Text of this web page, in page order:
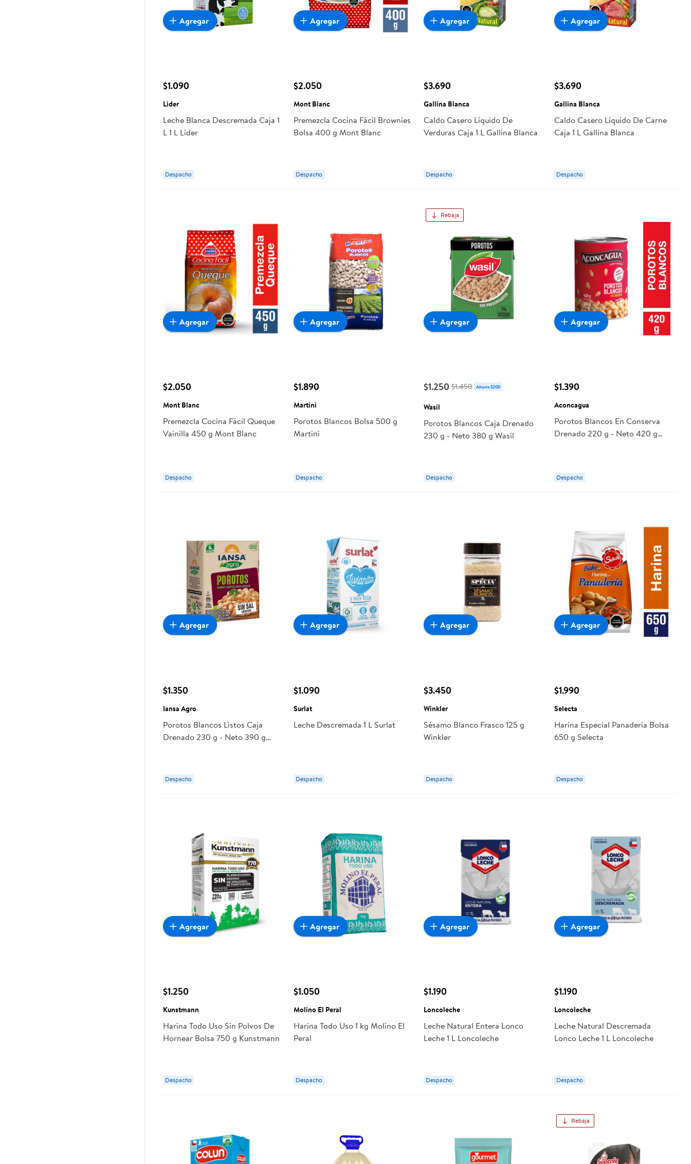
$1.090
Lider
Leche Blanca Descremada Caja 1
L 1 L Lider
Despacho
Agregar
$2.050
Mont Blanc
Premezcla Cocina Fácil Brownies
Bolsa 400 g Mont Blanc
Despacho
Agregar
$3.690
Gallina Blanca
Caldo Casero Líquido De
Verduras Caja 1 L Gallina Blanca
Despacho
Agregar
$3.690
Gallina Blanca
Caldo Casero Líquido De Carne
Caja 1 L Gallina Blanca
Despacho
Agregar
$2.050
Mont Blanc
Premezcla Cocina Fácil Queque
Vainilla 450 g Mont Blanc
Despacho
Agregar
$1.890
Martini
Porotos Blancos Bolsa 500 g
Martini
Despacho
Agregar
Rebaja
$1.250 $1.450 Ahorra $200
Wasil
Porotos Blancos Caja Drenado
230 g - Neto 380 g Wasil
Despacho
Agregar
$1.390
Aconcagua
Porotos Blancos En Conserva
Drenado 220 g - Neto 420 g
Despacho
Agregar
$1.350
Iansa Agro
Porotos Blancos Listos Caja
Drenado 230 g - Neto 390 g
Despacho
Agregar
$1.090
Surlat
Leche Descremada 1 L Surlat
Despacho
Agregar
$3.450
Winkler
Sésamo Blanco Frasco 125 g
Winkler
Despacho
Agregar
$1.990
Selecta
Harina Especial Panaderia Bolsa
650 g Selecta
Despacho
Agregar
$1.250
Kunstmann
Harina Todo Uso Sin Polvos De
Hornear Bolsa 750 g Kunstmann
Despacho
Agregar
$1.050
Molino El Peral
Harina Todo Uso 1 kg Molino El
Peral
Despacho
Agregar
$1.190
Loncoleche
Leche Natural Entera Lonco
Leche 1 L Loncoleche
Despacho
Agregar
$1.190
Loncoleche
Leche Natural Descremada
Lonco Leche 1 L Loncoleche
Despacho
Agregar
Rebaja